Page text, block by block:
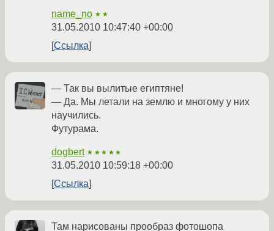
name_no ★★
31.05.2010 10:47:40 +00:00
Ссылка
— Так вы вылитые египтяне!
— Да. Мы летали на землю и многому у них
научились.
Футурама.
dogbert ★★★★★
31.05.2010 10:59:18 +00:00
Ссылка
Там нарисованы прообраз фотошопа